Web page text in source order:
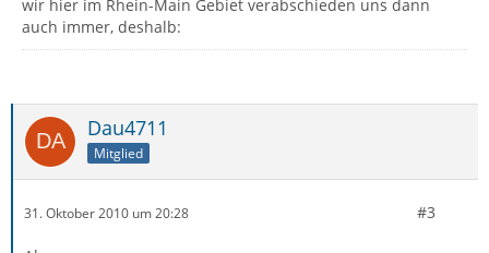
wir hier im Rhein-Main Gebiet verabschieden uns dann
auch immer, deshalb:
Dau4711
Mitglied
31. Oktober 2010 um 20:28 #3